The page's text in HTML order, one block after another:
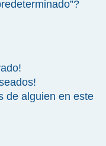
de alguien en este